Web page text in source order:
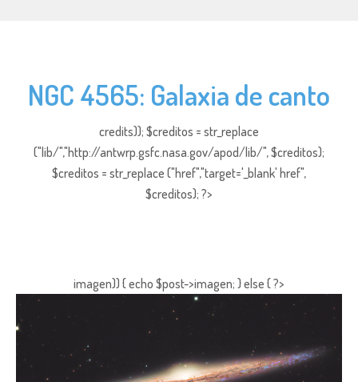
NGC 4565: Galaxia de canto
credits)); $creditos = str_replace
("lib/","http://antwrp.gsfc.nasa.gov/apod/lib/", $creditos);
$creditos = str_replace ("href","target='_blank' href",
$creditos); ?>
imagen)) { echo $post->imagen; } else { ?>